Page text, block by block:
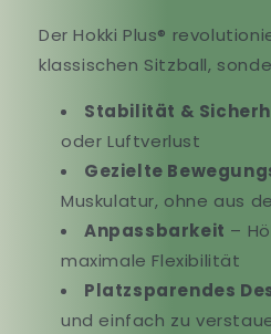
Der Hokki Plus®
klassischen Sitzball,
Stabilität &
oder Luftverlust
Gezielte
Muskulatur, ohne aus
Anpassbarkeit –
maximale Flexibilität
Platzsparendes
und einfach zu